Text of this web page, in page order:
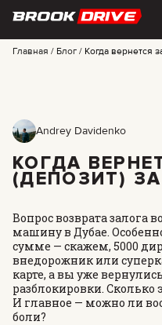
АКЦИИ
FAQ
CERTIFICATES
ОТЗЫВЫ
КОНТАКТЫ
АРЕНДА С ПРАВОМ
info@brook-drive.rent
+ 971 52 193
+ 7 925 283 88
Главная Блог Когда вернется
Andrey Davidenko
КОГДА
(ДЕПОЗИТ)
Вопрос возврата залога
машину в Дубае.
сумме — скажем, 5000
внедорожник или
карте, а вы уже
разблокировки. Сколько
И главное — можно ли
боли?